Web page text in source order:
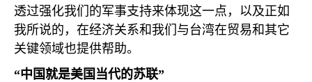
透过强化我们的军事支持来体现这一点，以及正如
我所说的，在经济关系和我们与台湾在贸易和其它
关键领域也提供帮助。
“中国就是美国当代的苏联”